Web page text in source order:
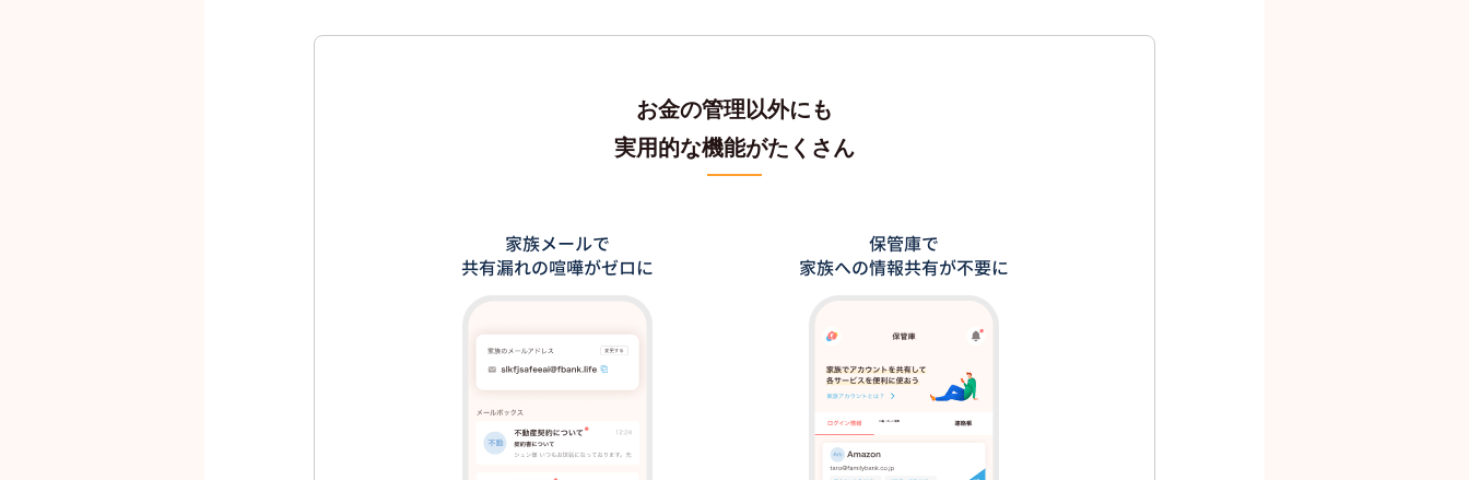
お金の管理以外にも
実用的な機能がたくさん